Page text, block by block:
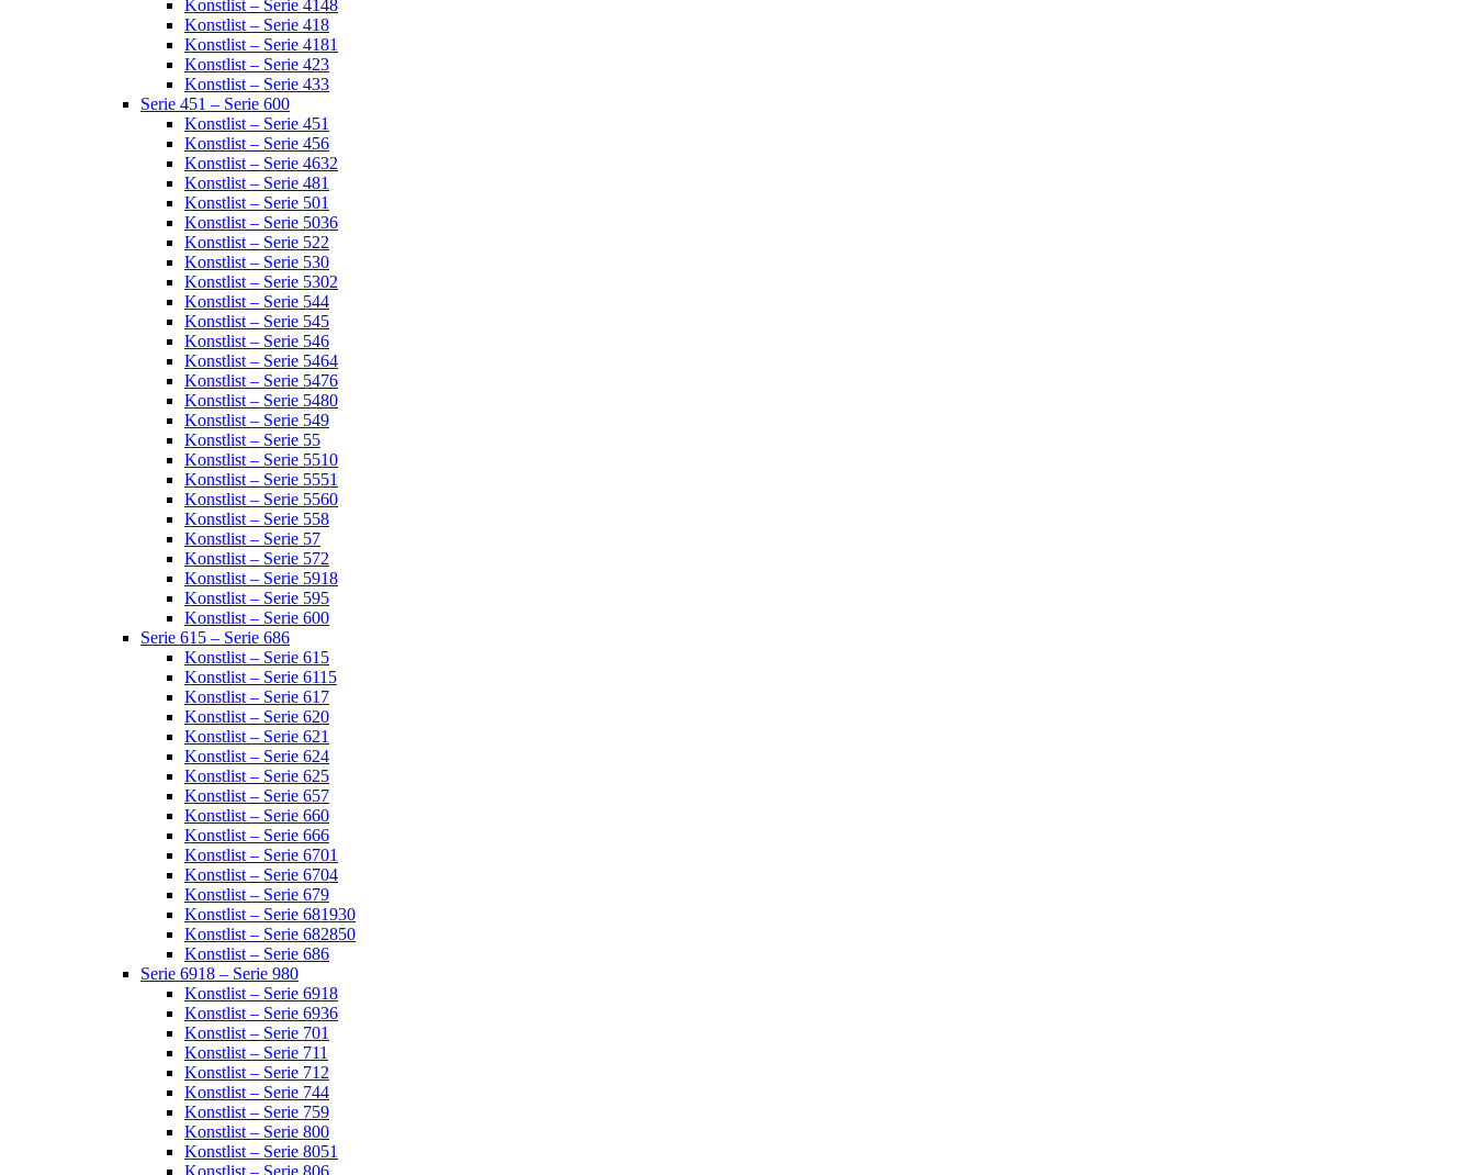
Konstlist – Serie 4148
Konstlist – Serie 418
Konstlist – Serie 4181
Konstlist – Serie 423
Konstlist – Serie 433
Serie 451 – Serie 600
Konstlist – Serie 451
Konstlist – Serie 456
Konstlist – Serie 4632
Konstlist – Serie 481
Konstlist – Serie 501
Konstlist – Serie 5036
Konstlist – Serie 522
Konstlist – Serie 530
Konstlist – Serie 5302
Konstlist – Serie 544
Konstlist – Serie 545
Konstlist – Serie 546
Konstlist – Serie 5464
Konstlist – Serie 5476
Konstlist – Serie 5480
Konstlist – Serie 549
Konstlist – Serie 55
Konstlist – Serie 5510
Konstlist – Serie 5551
Konstlist – Serie 5560
Konstlist – Serie 558
Konstlist – Serie 57
Konstlist – Serie 572
Konstlist – Serie 5918
Konstlist – Serie 595
Konstlist – Serie 600
Serie 615 – Serie 686
Konstlist – Serie 615
Konstlist – Serie 6115
Konstlist – Serie 617
Konstlist – Serie 620
Konstlist – Serie 621
Konstlist – Serie 624
Konstlist – Serie 625
Konstlist – Serie 657
Konstlist – Serie 660
Konstlist – Serie 666
Konstlist – Serie 6701
Konstlist – Serie 6704
Konstlist – Serie 679
Konstlist – Serie 681930
Konstlist – Serie 682850
Konstlist – Serie 686
Serie 6918 – Serie 980
Konstlist – Serie 6918
Konstlist – Serie 6936
Konstlist – Serie 701
Konstlist – Serie 711
Konstlist – Serie 712
Konstlist – Serie 744
Konstlist – Serie 759
Konstlist – Serie 800
Konstlist – Serie 8051
Konstlist – Serie 806